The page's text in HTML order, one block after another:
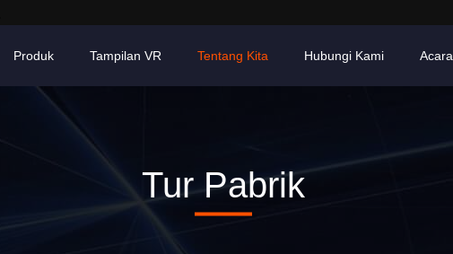
Produk Tampilan VR Tentang Kita Hubungi Kami Acara
Tur Pabrik